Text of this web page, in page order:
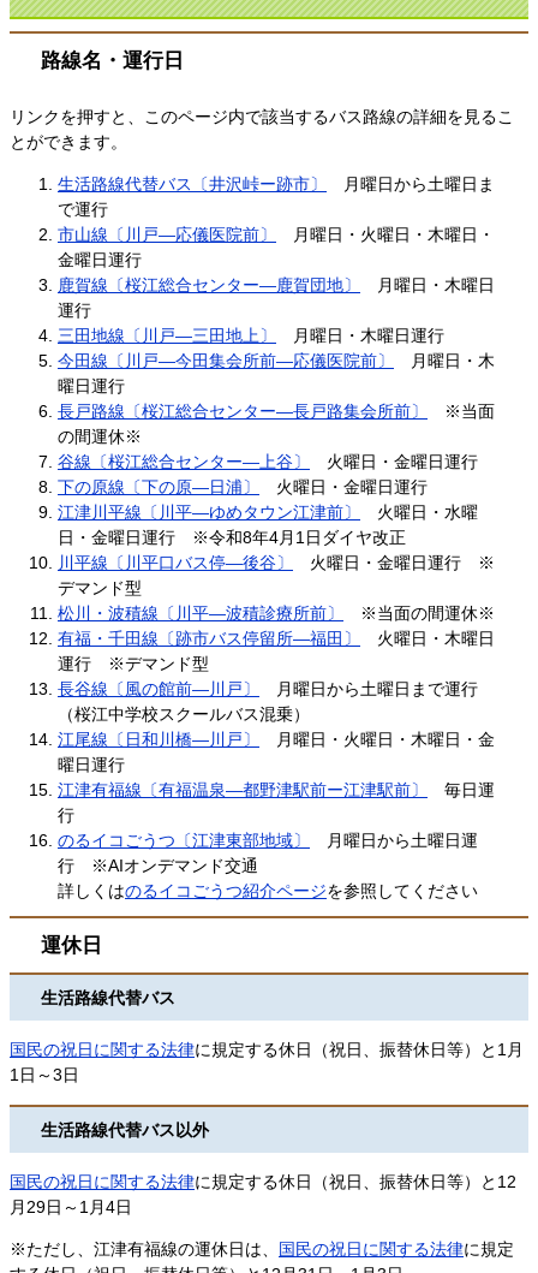
路線名・運行日
リンクを押すと、このページ内で該当するバス路線の詳細を見るこ
とができます。
生活路線代替バス〔井沢峠ー跡市〕
月曜日から土曜日ま
で運行
市山線〔川戸―応儀医院前〕
月曜日・火曜日・木曜日・
金曜日運行
鹿賀線〔桜江総合センター―鹿賀団地〕
月曜日・木曜日
運行
三田地線〔川戸―三田地上〕
月曜日・木曜日運行
今田線〔川戸―今田集会所前―応儀医院前〕
月曜日・木
曜日運行
長戸路線〔桜江総合センター―長戸路集会所前〕
※当面
の間運休※
谷線〔桜江総合センター―上谷〕
火曜日・金曜日運行
下の原線〔下の原―日浦〕
火曜日・金曜日運行
江津川平線〔川平―ゆめタウン江津前〕
火曜日・水曜
日・金曜日運行 ※令和8年4月1日ダイヤ改正
川平線〔川平口バス停―後谷〕
火曜日・金曜日運行 ※
デマンド型
松川・波積線〔川平―波積診療所前〕
※当面の間運休※​​
有福・千田線〔跡市バス停留所―福田〕
火曜日・木曜日
運行 ※デマンド型
長谷線〔風の館前―川戸〕
月曜日から土曜日まで運行
（桜江中学校スクールバス混乗）
江尾線〔日和川橋―川戸〕
月曜日・火曜日・木曜日・金
曜日運行
江津有福線〔有福温泉―都野津駅前ー江津駅前〕
毎日運
行
のるイコごうつ〔江津東部地域〕
月曜日から土曜日運
行 ※AIオンデマンド交通
​詳しくはのるイコごうつ紹介ページを参照してください
運休日
生活路線代替バス
国民の祝日に関する法律に規定する休日（祝日、振替休日等）と1月
1日～3日
生活路線代替バス以外
国民の祝日に関する法律に規定する休日（祝日、振替休日等）と12
月29日～1月4日
※ただし、江津有福線の運休日は、 国民の祝日に関する法律に規定